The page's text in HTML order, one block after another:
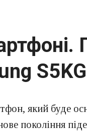
який буде
покоління